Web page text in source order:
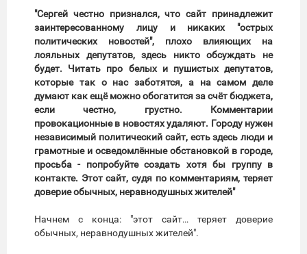
"Сергей честно признался, что сайт принадлежит
заинтересованному лицу и никаких "острых
политических новостей", плохо влияющих на
лояльных депутатов, здесь никто обсуждать не
будет. Читать про белых и пушистых депутатов,
которые так о нас заботятся, а на самом деле
думают как ещё можно обогатится за счёт бюджета,
если честно, грустно. Комментарии
провокационные в новостях удаляют. Городу нужен
независимый политический сайт, есть здесь люди и
грамотные и осведомлённые обстановкой в городе,
просьба - попробуйте создать хотя бы группу в
контакте. Этот сайт, судя по комментариям, теряет
доверие обычных, неравнодушных жителей"
Начнем с конца: "этот сайт… теряет доверие
обычных, неравнодушных жителей".